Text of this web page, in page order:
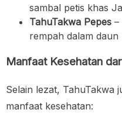
sambal petis khas
TahuTakwa Pepes –
rempah dalam
Manfaat Kesehatan
Selain lezat, TahuTakwa
manfaat kesehatan: